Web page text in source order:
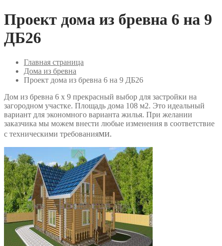
Проект дома из бревна 6 на 9
ДБ26
Главная страница
Дома из бревна
Проект дома из бревна 6 на 9 ДБ26
Дом из бревна 6 х 9 прекрасный выбор для застройки на
загородном участке. Площадь дома 108 м2. Это идеальный
вариант для экономного варианта жилья. При желании
заказчика мы можем внести любые изменения в соответствие
с техническими требованиями.